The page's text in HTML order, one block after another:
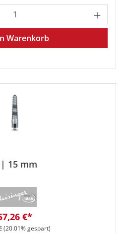
Gib den
Warenkorb
15 mm
€*
Preis:
(20.01% gespart)